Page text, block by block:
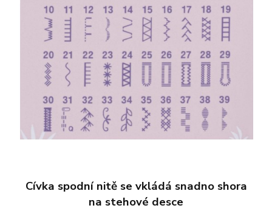
Cívka spodní nitě se vkládá snadno shora
na stehové desce